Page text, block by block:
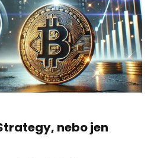
nebo jen